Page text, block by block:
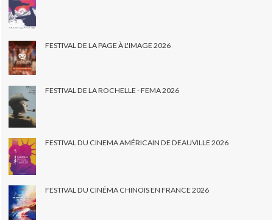
FESTIVAL DE LA PAGE À L'IMAGE 2026
FESTIVAL DE LA ROCHELLE - FEMA 2026
FESTIVAL DU CINEMA AMÉRICAIN DE DEAUVILLE 2026
FESTIVAL DU CINÉMA CHINOIS EN FRANCE 2026